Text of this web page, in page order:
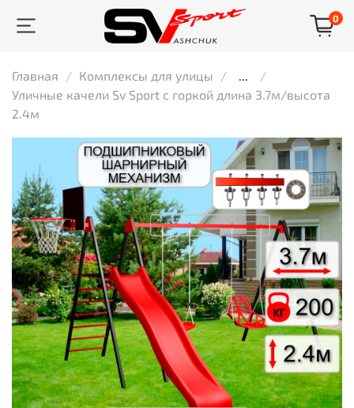
0
Главная Комплексы для улицы
...
Уличные качели Sv Sport с горкой длина 3.7м/высота
2.4м